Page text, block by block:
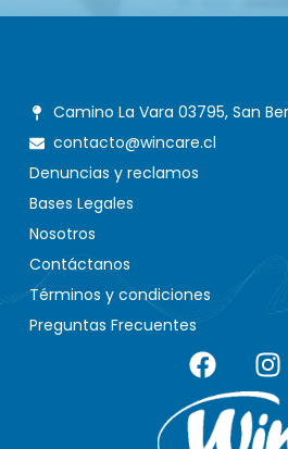
Camino La Vara 03795, San
contacto@wincare.cl
Denuncias y reclamos
Bases Legales
Nosotros
Contáctanos
Términos y condiciones
Preguntas Frecuentes